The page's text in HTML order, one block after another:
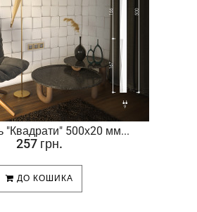
"Квадрати" 500х20 мм...
257 грн.
ДО КОШИКА